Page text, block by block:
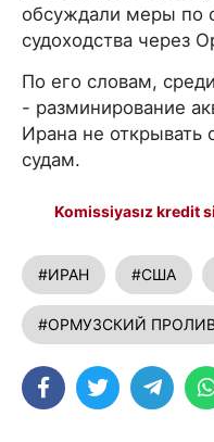
обсуждали меры по
судоходства через
По его словам,
- разминирование
Ирана не открывать
судам.
Komissiyasız kredit
#ИРАН #США
#ОРМУЗСКИЙ